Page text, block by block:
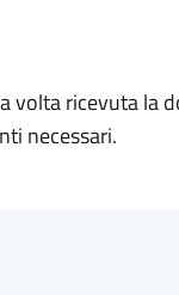
volta ricevuta la
necessari.